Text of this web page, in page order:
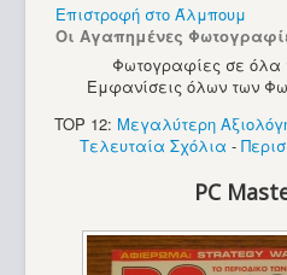
Επιστροφή στο Άλμπουμ
Οι Αγαπημένες
Φωτογραφίες σε όλα
Εμφανίσεις όλων των
TOP 12: Μεγαλύτερη
Τελευταία Σχόλια -
PC